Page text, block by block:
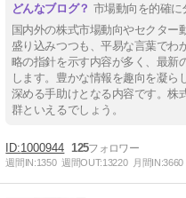
市場動向を的確に
国内外の株式市場動向やセクター
盛り込みつつも、平易な言葉でわ
略の指針を示す内容が多く、最新
します。豊かな情報を趣向を凝
深める手助けとなる内容です。株
群といえるでしょう。
1000944 125
週間IN:1350 週間OUT:13220 月間IN:3660